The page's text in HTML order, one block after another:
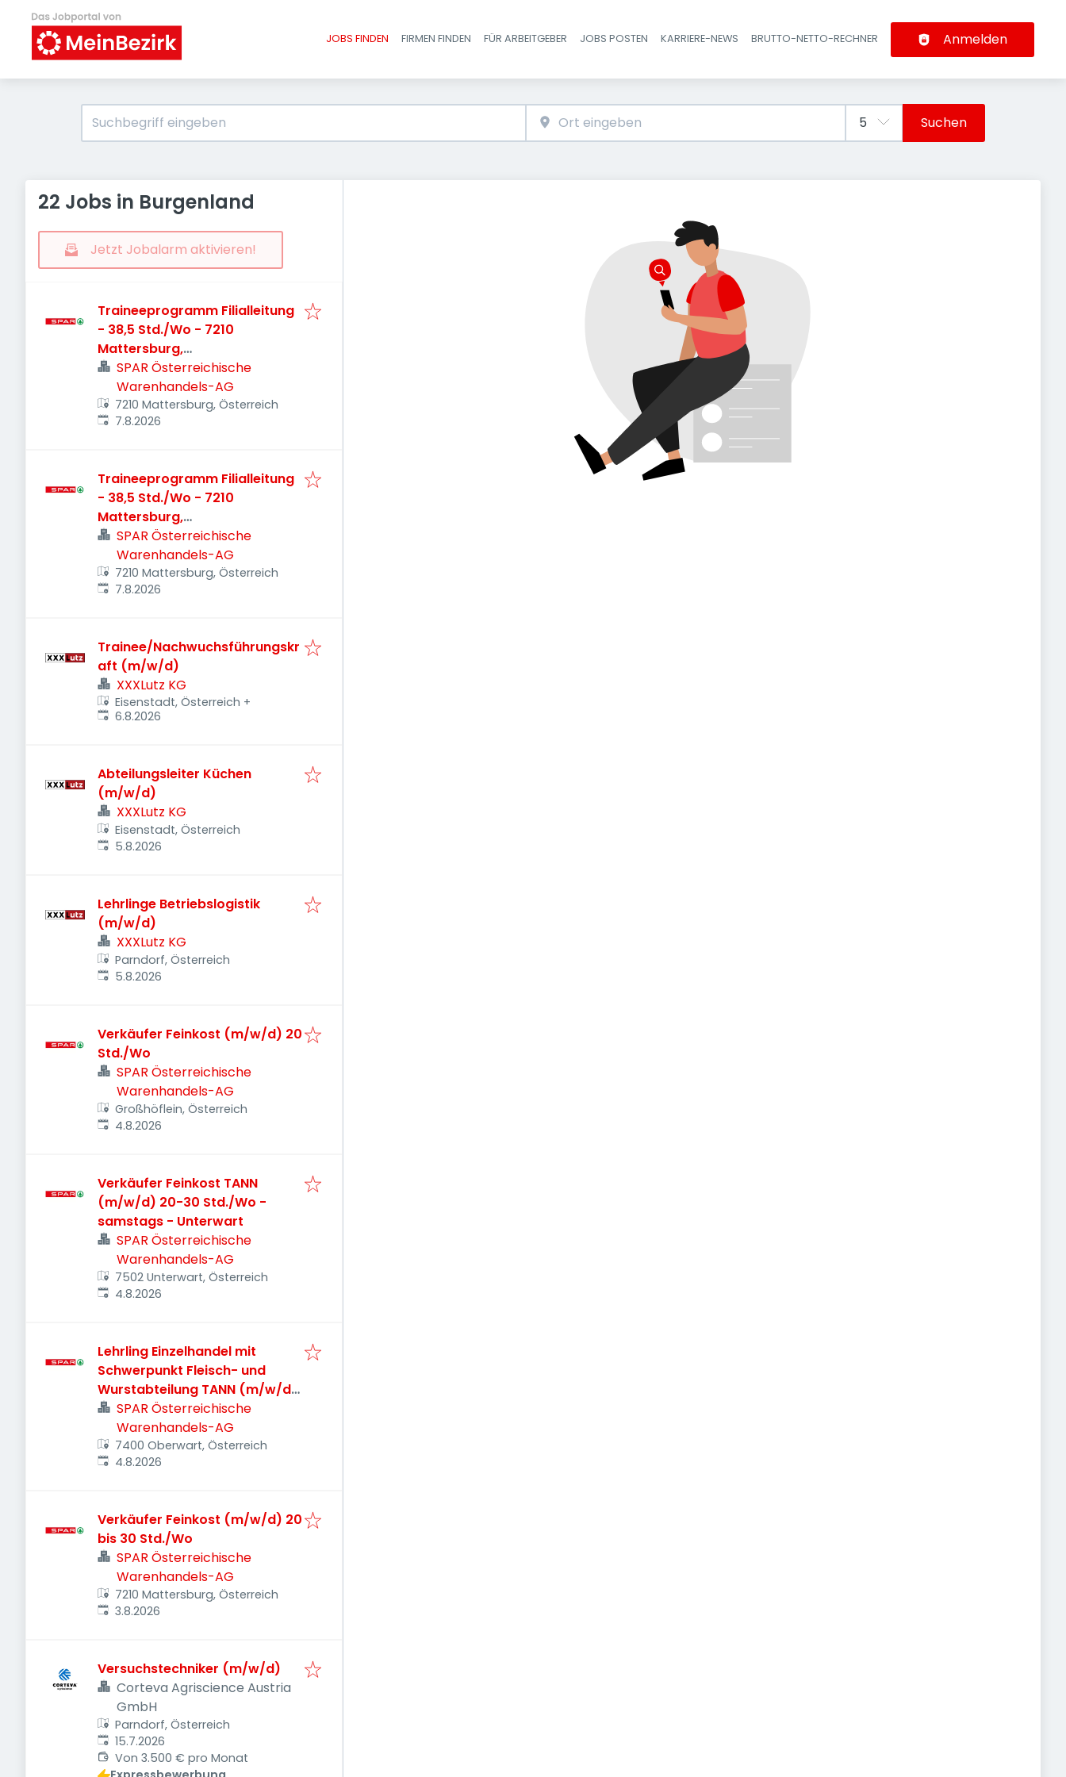
Haupt-Navigation
JOBS FINDEN FIRMEN FINDEN FÜR ARBEITGEBER JOBS POSTEN KARRIERE-NEWS BRUTTO-NETTO-RECHNER Anmelden
Suchen
22 Jobs in Burgenland
Jetzt Jobalarm aktivieren!
Traineeprogramm Filialleitung
- 38,5 Std./Wo - 7210
Mattersburg,
Fachmarktzentrum 3
SPAR Österreichische
Warenhandels-AG
7210 Mattersburg, Österreich
Veröffentlicht
7.8.2026
Traineeprogramm Filialleitung
- 38,5 Std./Wo - 7210
Mattersburg,
Fachmarktzentrum 3
SPAR Österreichische
Warenhandels-AG
7210 Mattersburg, Österreich
Veröffentlicht
7.8.2026
Trainee/Nachwuchsführungskr
aft (m/w/d)
XXXLutz KG
Eisenstadt, Österreich +
Veröffentlicht
6.8.2026
Abteilungsleiter Küchen
(m/w/d)
XXXLutz KG
Eisenstadt, Österreich
Veröffentlicht
5.8.2026
Lehrlinge Betriebslogistik
(m/w/d)
XXXLutz KG
Parndorf, Österreich
Veröffentlicht
5.8.2026
Verkäufer Feinkost (m/w/d) 20
Std./Wo
SPAR Österreichische
Warenhandels-AG
Großhöflein, Österreich
Veröffentlicht
4.8.2026
Verkäufer Feinkost TANN
(m/w/d) 20-30 Std./Wo -
samstags - Unterwart
SPAR Österreichische
Warenhandels-AG
7502 Unterwart, Österreich
Veröffentlicht
4.8.2026
Lehrling Einzelhandel mit
Schwerpunkt Fleisch- und
Wurstabteilung TANN (m/w/d)
- Oberwart
SPAR Österreichische
Warenhandels-AG
7400 Oberwart, Österreich
Veröffentlicht
4.8.2026
Verkäufer Feinkost (m/w/d) 20
bis 30 Std./Wo
SPAR Österreichische
Warenhandels-AG
7210 Mattersburg, Österreich
Veröffentlicht
3.8.2026
Versuchstechniker (m/w/d)
Corteva Agriscience Austria
GmbH
Parndorf, Österreich
Veröffentlicht
15.7.2026
Von 3.500 € pro Monat